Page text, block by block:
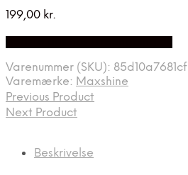
199,00 kr.
Varenummer (SKU): 85d10a7681cf
Varemærke: Maxshine
Previous Product
Next Product
Beskrivelse